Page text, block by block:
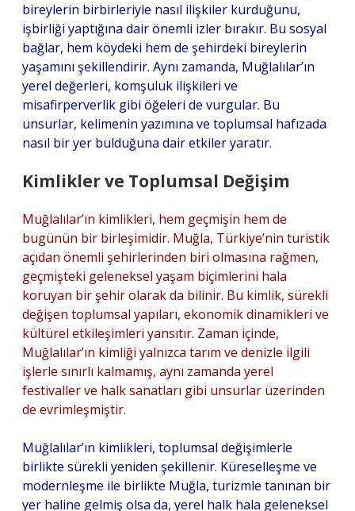
bireylerin birbirleriyle nasıl ilişkiler kurduğunu,
işbirliği yaptığına dair önemli izler bırakır. Bu sosyal
bağlar, hem köydeki hem de şehirdeki bireylerin
yaşamını şekillendirir. Aynı zamanda, Muğlalılar’ın
yerel değerleri, komşuluk ilişkileri ve
misafirperverlik gibi öğeleri de vurgular. Bu
unsurlar, kelimenin yazımına ve toplumsal hafızada
nasıl bir yer bulduğuna dair etkiler yaratır.
Kimlikler ve Toplumsal Değişim
Muğlalılar’ın kimlikleri, hem geçmişin hem de
bugünün bir birleşimidir. Muğla, Türkiye’nin turistik
açıdan önemli şehirlerinden biri olmasına rağmen,
geçmişteki geleneksel yaşam biçimlerini hala
koruyan bir şehir olarak da bilinir. Bu kimlik, sürekli
değişen toplumsal yapıları, ekonomik dinamikleri ve
kültürel etkileşimleri yansıtır. Zaman içinde,
Muğlalılar’ın kimliği yalnızca tarım ve denizle ilgili
işlerle sınırlı kalmamış, aynı zamanda yerel
festivaller ve halk sanatları gibi unsurlar üzerinden
de evrimleşmiştir.
Muğlalılar’ın kimlikleri, toplumsal değişimlerle
birlikte sürekli yeniden şekillenir. Küreselleşme ve
modernleşme ile birlikte Muğla, turizmle tanınan bir
yer haline gelmiş olsa da, yerel halk hala geleneksel